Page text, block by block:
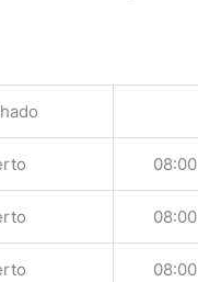
08:00
08:00
08:00